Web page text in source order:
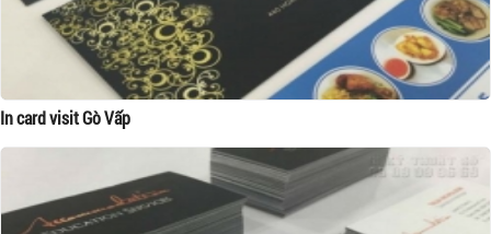
In card visit Gò Vấp